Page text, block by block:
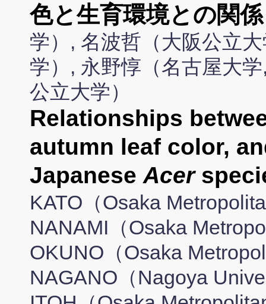
色と生育環境との関
学）, 名波哲（大阪公立
学）, 永野惇（名古屋大
公立大学）
Relationships
autumn leaf color,
Japanese Acer
KATO（Osaka
NANAMI（Osaka
OKUNO（Osaka
NAGANO（Nagoya